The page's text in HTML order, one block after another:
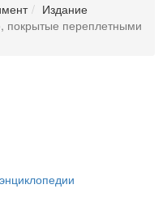
Издание
покрытые переплетными